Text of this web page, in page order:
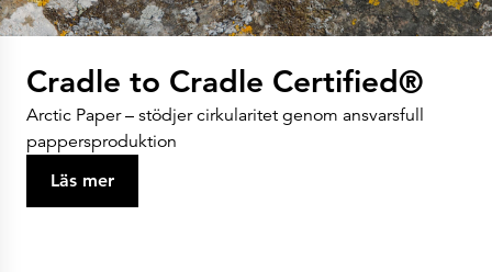
Cradle to Cradle Certified®
Arctic Paper – stödjer cirkularitet genom ansvarsfull
pappersproduktion
Läs mer